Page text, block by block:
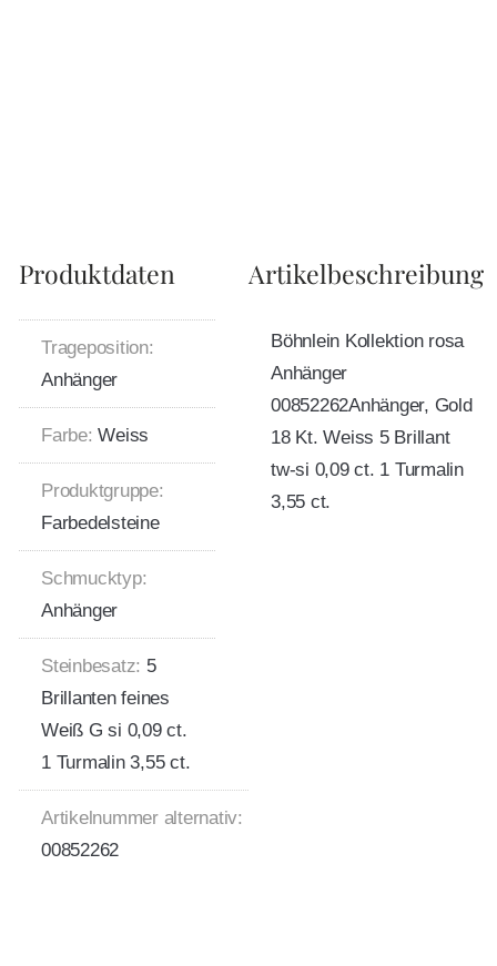
Produktdaten
Trageposition:
Anhänger
Farbe: Weiss
Produktgruppe:
Farbedelsteine
Schmucktyp:
Anhänger
Steinbesatz: 5
Brillanten feines
Weiß G si 0,09 ct.
1 Turmalin 3,55 ct.
Artikelnummer alternativ:
00852262
Artikelbeschreibung
Böhnlein Kollektion rosa
Anhänger
00852262Anhänger, Gold
18 Kt. Weiss 5 Brillant
tw-si 0,09 ct. 1 Turmalin
3,55 ct.